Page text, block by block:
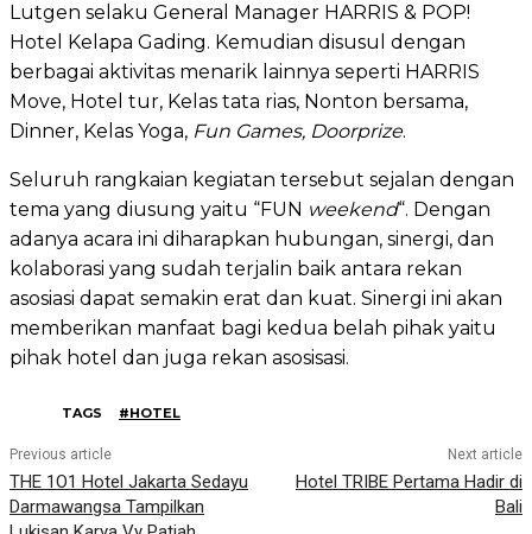
Lutgen selaku General Manager HARRIS & POP!
Hotel Kelapa Gading. Kemudian disusul dengan
berbagai aktivitas menarik lainnya seperti HARRIS
Move, Hotel tur, Kelas tata rias, Nonton bersama,
Dinner, Kelas Yoga, Fun Games, Doorprize.
Seluruh rangkaian kegiatan tersebut sejalan dengan
tema yang diusung yaitu “FUN weekend“. Dengan
adanya acara ini diharapkan hubungan, sinergi, dan
kolaborasi yang sudah terjalin baik antara rekan
asosiasi dapat semakin erat dan kuat. Sinergi ini akan
memberikan manfaat bagi kedua belah pihak yaitu
pihak hotel dan juga rekan asosisasi.
TAGS #HOTEL
Previous article
THE 1O1 Hotel Jakarta Sedayu
Darmawangsa Tampilkan
Next article
Hotel TRIBE Pertama Hadir di
Bali